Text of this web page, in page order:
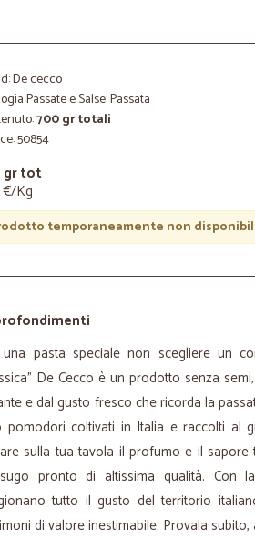
De cecco
Passate e Salse: Passata
700 gr totali
50854
gr tot
€/Kg
temporaneamente non
pasta speciale non scegliere un
De Cecco è un prodotto senza
e dal gusto fresco che ricorda la
pomodori coltivati in Italia e raccolti al
sulla tua tavola il profumo e il
pronto di altissima qualità. Con
tutto il gusto del territorio
di valore inestimabile. Provala subito,